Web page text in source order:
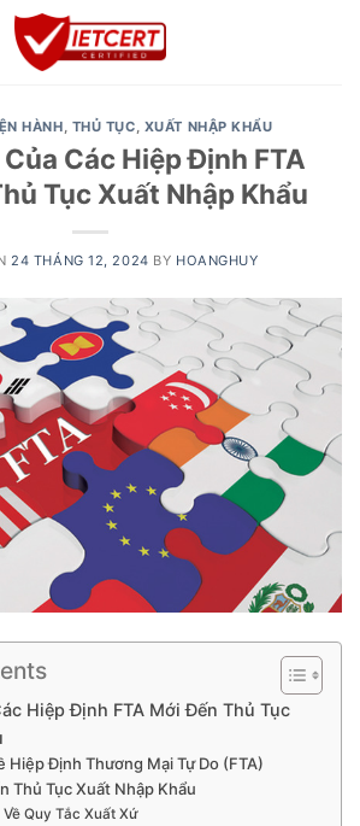
HÀNH, THỦ TỤC, XUẤT NHẬP KHẨU
Các Hiệp Định FTA
Tục Xuất Nhập Khẩu
24 THÁNG 12, 2024 BY HOANGHUY
Hiệp Định FTA Mới Đến Thủ Tục
Hiệp Định Thương Mại Tự Do (FTA)
Thủ Tục Xuất Nhập Khẩu
Quy Tắc Xuất Xứ